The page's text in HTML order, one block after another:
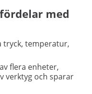
med
tryck, temperatur,
flera enheter,
verktyg och sparar